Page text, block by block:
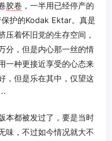
胶卷 ，一半用已经停产的
护的Kodak Ektar。真是
压着怀旧党的生存空间，
分，但是内心那一丝的情
一种更接近享受的心态来
，但是乐在其中，仅望这
本都被发过了，要是当时
味，不过如今情况就大不